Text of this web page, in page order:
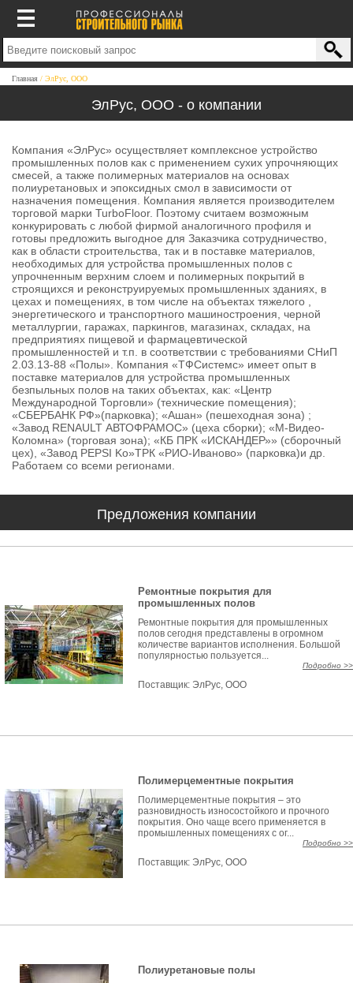
Главная ЭлРус, ООО
ЭлРус, ООО - о компании
Компания «ЭлРус» осуществляет комплексное устройство
промышленных полов как с применением сухих упрочняющих
смесей, а также полимерных материалов на основах
полиуретановых и эпоксидных смол в зависимости от
назначения помещения. Компания является производителем
торговой марки TurboFloor. Поэтому считаем возможным
конкурировать с любой фирмой аналогичного профиля и
готовы предложить выгодное для Заказчика сотрудничество,
как в области строительства, так и в поставке материалов,
необходимых для устройства промышленных полов с
упрочненным верхним слоем и полимерных покрытий в
строящихся и реконструируемых промышленных зданиях, в
цехах и помещениях, в том числе на объектах тяжелого ,
энергетического и транспортного машиностроения, черной
металлургии, гаражах, паркингов, магазинах, складах, на
предприятиях пищевой и фармацевтической
промышленностей и т.п. в соответствии с требованиями СНиП
2.03.13-88 «Полы». Компания «ТФСистемс» имеет опыт в
поставке материалов для устройства промышленных
безпыльных полов на таких объектах, как: «Центр
Международной Торговли» (технические помещения);
«СБЕРБАНК РФ»(парковка); «Ашан» (пешеходная зона) ;
«Завод RENAULT АВТОФРАМОС» (цеха сборки); «М-Видео-
Коломна» (торговая зона); «КБ ПРК «ИСКАНДЕР»» (сборочный
цех), «Завод PEPSI Ko»ТРК «РИО-Иваново» (парковка)и др.
Работаем со всеми регионами.
Предложения компании
Ремонтные покрытия для
промышленных полов
Ремонтные покрытия для промышленных
полов сегодня представлены в огромном
количестве вариантов исполнения. Большой
популярностью пользуется...
Подробно >>
Поставщик: ЭлРус, ООО
Полимерцементные покрытия
Полимерцементные покрытия – это
разновидность износостойкого и прочного
покрытия. Оно чаще всего применяется в
промышленных помещениях с ог...
Подробно >>
Поставщик: ЭлРус, ООО
Полиуретановые полы